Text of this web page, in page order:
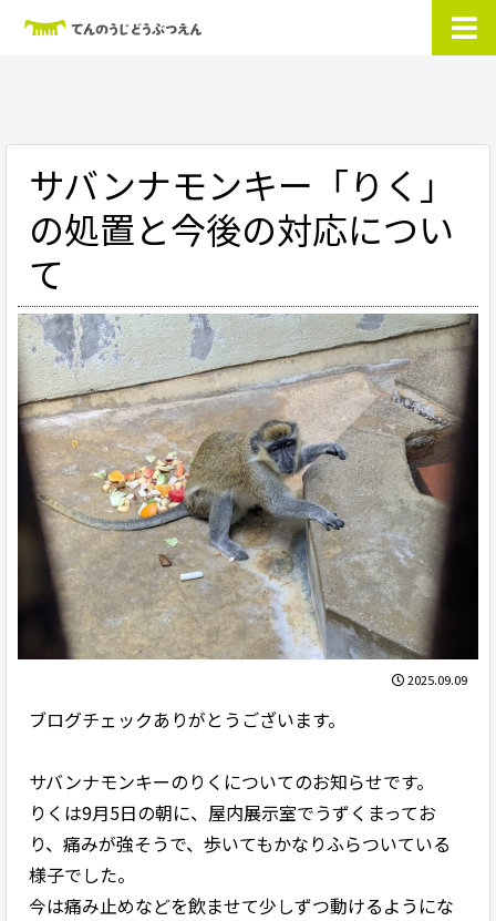
サバンナモンキー「りく」
の処置と今後の対応につい
て
2025.09.09
ブログチェックありがとうございます。
サバンナモンキーのりくについてのお知らせです。
りくは9月5日の朝に、屋内展示室でうずくまってお
り、痛みが強そうで、歩いてもかなりふらついている
様子でした。
今は痛み止めなどを飲ませて少しずつ動けるようにな